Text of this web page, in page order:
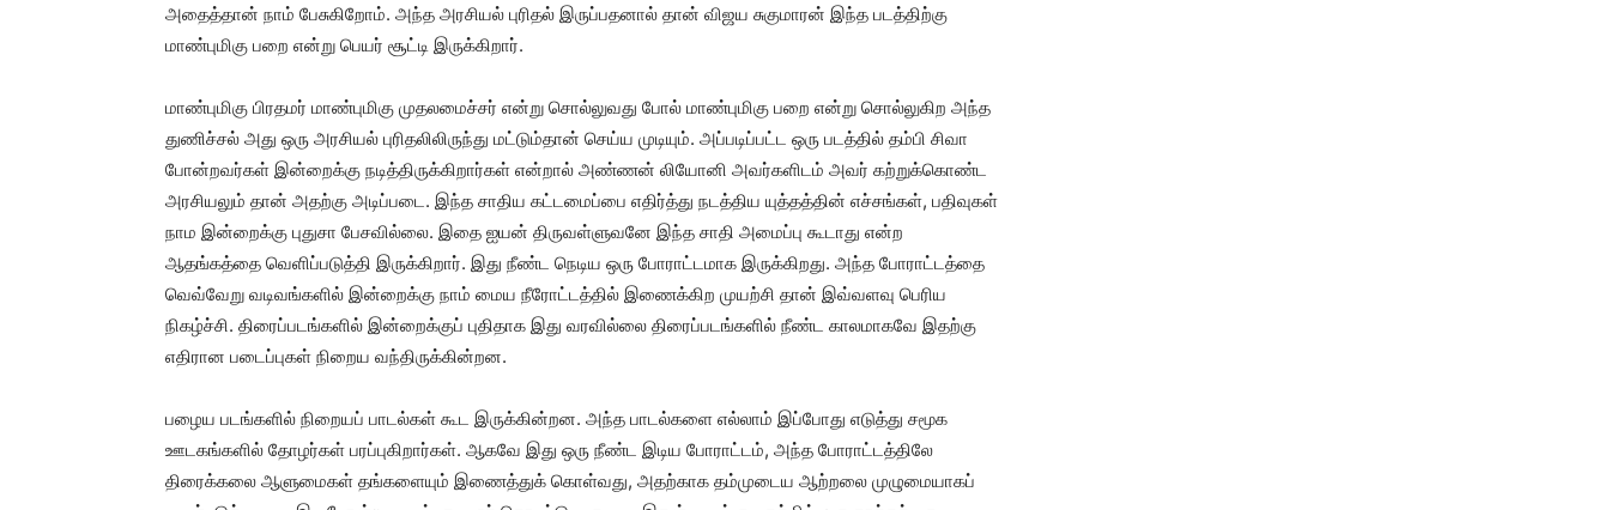
அதைத்தான் நாம் பேசுகிறோம். அந்த அரசியல் புரிதல் இருப்பதனால் தான் விஜய சுகுமாரன் இந்த படத்திற்கு
மாண்புமிகு பறை என்று பெயர் சூட்டி இருக்கிறார்.
மாண்புமிகு பிரதமர் மாண்புமிகு முதலமைச்சர் என்று சொல்லுவது போல் மாண்புமிகு பறை என்று சொல்லுகிற அந்த
துணிச்சல் அது ஒரு அரசியல் புரிதலிலிருந்து மட்டும்தான் செய்ய முடியும். அப்படிப்பட்ட ஒரு படத்தில் தம்பி சிவா
போன்றவர்கள் இன்றைக்கு நடித்திருக்கிறார்கள் என்றால் அண்ணன் லியோனி அவர்களிடம் அவர் கற்றுக்கொண்ட
அரசியலும் தான் அதற்கு அடிப்படை. இந்த சாதிய கட்டமைப்பை எதிர்த்து நடத்திய யுத்தத்தின் எச்சங்கள், பதிவுகள்
நாம இன்றைக்கு புதுசா பேசவில்லை. இதை ஐயன் திருவள்ளுவனே இந்த சாதி அமைப்பு கூடாது என்ற
ஆதங்கத்தை வெளிப்படுத்தி இருக்கிறார். இது நீண்ட நெடிய ஒரு போராட்டமாக இருக்கிறது. அந்த போராட்டத்தை
வெவ்வேறு வடிவங்களில் இன்றைக்கு நாம் மைய நீரோட்டத்தில் இணைக்கிற முயற்சி தான் இவ்வளவு பெரிய
நிகழ்ச்சி. திரைப்படங்களில் இன்றைக்குப் புதிதாக இது வரவில்லை திரைப்படங்களில் நீண்ட காலமாகவே இதற்கு
எதிரான படைப்புகள் நிறைய வந்திருக்கின்றன.
பழைய படங்களில் நிறையப் பாடல்கள் கூட இருக்கின்றன. அந்த பாடல்களை எல்லாம் இப்போது எடுத்து சமூக
ஊடகங்களில் தோழர்கள் பரப்புகிறார்கள். ஆகவே இது ஒரு நீண்ட இடிய போராட்டம், அந்த போராட்டத்திலே
திரைக்கலை ஆளுமைகள் தங்களையும் இணைத்துக் கொள்வது, அதற்காக தம்முடைய ஆற்றலை முழுமையாகப்